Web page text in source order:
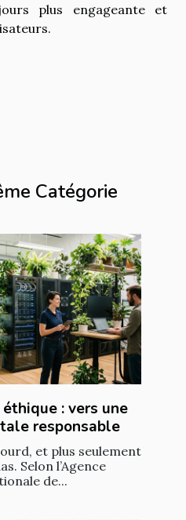
Catégorie
: vers une
responsable
et plus seulement
Selon l’Agence
de...
plus engageante et